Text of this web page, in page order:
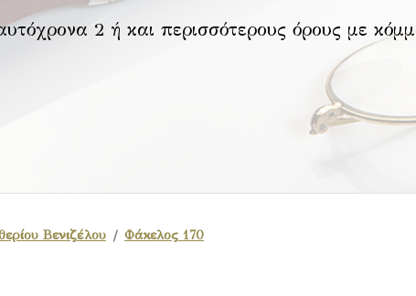
2 ή και περισσότερους όρους με
Βενιζέλου Φάκελος 170